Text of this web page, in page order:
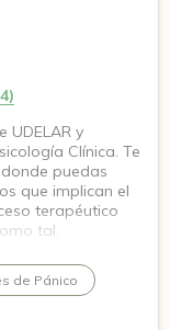
UDELAR y
Clínica. Te
puedas
que implican el
terapéutico
tal.
de Pánico